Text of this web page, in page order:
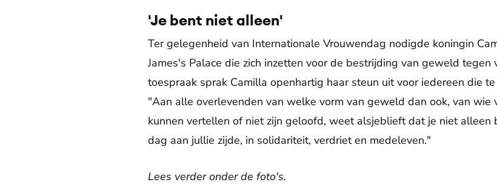
'Je bent niet alleen'
Ter gelegenheid van Internationale Vrouwendag nodigde koningin
James's Palace die zich inzetten voor de bestrijding van geweld tegen
toespraak sprak Camilla openhartig haar steun uit voor iedereen die
"Aan alle overlevenden van welke vorm van geweld dan ook, van wie
kunnen vertellen of niet zijn geloofd, weet alsjeblieft dat je niet alleen
dag aan jullie zijde, in solidariteit, verdriet en medeleven."
Lees verder onder de foto's.